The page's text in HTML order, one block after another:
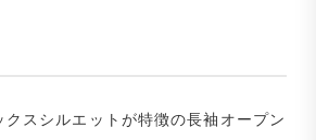
クスシルエットが特徴の長袖オープン